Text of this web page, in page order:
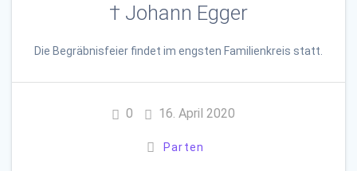
† Johann Egger
Die Begräbnisfeier findet im engsten Familienkreis statt.
0 16. April 2020
Parten